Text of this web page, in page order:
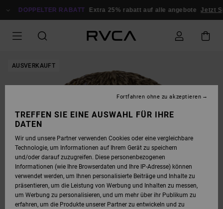
ZUR
DOPPELTER RABATT Extra 25% rabatt auf alle angebote Jetzt
AUSVERKAUFT
TREFFEN SIE EINE AUSWAHL FÜR IHRE
DATEN
Wir und unsere Partner verwenden Cookies oder eine vergleichbare
Technologie, um Informationen auf Ihrem Gerät zu speichern
und/oder darauf zuzugreifen. Diese personenbezogenen
Informationen (wie Ihre Browserdaten und Ihre IP-Adresse) können
verwendet werden, um Ihnen personalisierte Beiträge und Inhalte zu
präsentieren, um die Leistung von Werbung und Inhalten zu messen,
um Werbung zu personalisieren, und um mehr über ihr Publikum zu
erfahren, um die Produkte unserer Partner zu entwickeln und zu
Fortfahren ohne zu akzeptieren